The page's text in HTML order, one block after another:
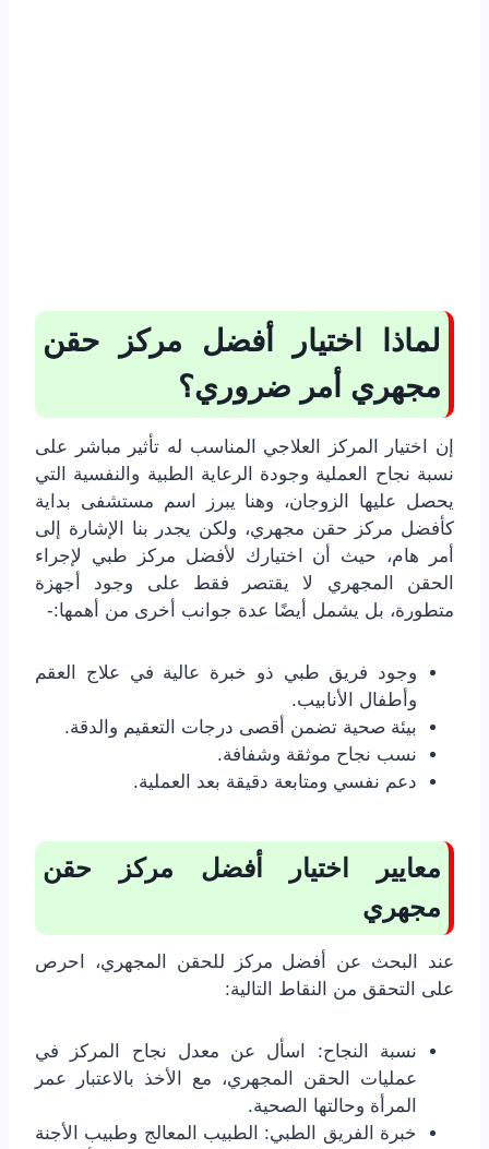
لماذا اختيار أفضل مركز حقن
مجهري أمر ضروري؟
إن اختيار المركز العلاجي المناسب له تأثير مباشر على
نسبة نجاح العملية وجودة الرعاية الطبية والنفسية التي
يحصل عليها الزوجان، وهنا يبرز اسم مستشفى بداية
كأفضل مركز حقن مجهري، ولكن يجدر بنا الإشارة إلى
أمر هام، حيث أن اختيارك لأفضل مركز طبي لإجراء
الحقن المجهري لا يقتصر فقط على وجود أجهزة
متطورة، بل يشمل أيضًا عدة جوانب أخرى من أهمها:-
وجود فريق طبي ذو خبرة عالية في علاج العقم
وأطفال الأنابيب.
بيئة صحية تضمن أقصى درجات التعقيم والدقة.
نسب نجاح موثقة وشفافة.
دعم نفسي ومتابعة دقيقة بعد العملية.
معايير اختيار أفضل مركز حقن
مجهري
عند البحث عن أفضل مركز للحقن المجهري، احرص
على التحقق من النقاط التالية:
نسبة النجاح: اسأل عن معدل نجاح المركز في
عمليات الحقن المجهري، مع الأخذ بالاعتبار عمر
المرأة وحالتها الصحية.
خبرة الفريق الطبي: الطبيب المعالج وطبيب الأجنة